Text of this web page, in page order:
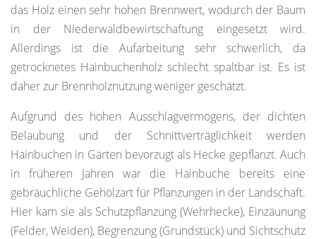
das Holz einen sehr hohen Brennwert, wodurch der Baum
in der Niederwaldbewirtschaftung eingesetzt wird.
Allerdings ist die Aufarbeitung sehr schwerlich, da
getrocknetes Hainbuchenholz schlecht spaltbar ist. Es ist
daher zur Brennholznutzung weniger geschätzt.
Aufgrund des hohen Ausschlagvermögens, der dichten
Belaubung und der Schnittverträglichkeit werden
Hainbuchen in Gärten bevorzugt als Hecke gepflanzt. Auch
in früheren Jahren war die Hainbuche bereits eine
gebräuchliche Gehölzart für Pflanzungen in der Landschaft.
Hier kam sie als Schutzpflanzung (Wehrhecke), Einzäunung
(Felder, Weiden), Begrenzung (Grundstück) und Sichtschutz